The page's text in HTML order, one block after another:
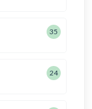
35
24